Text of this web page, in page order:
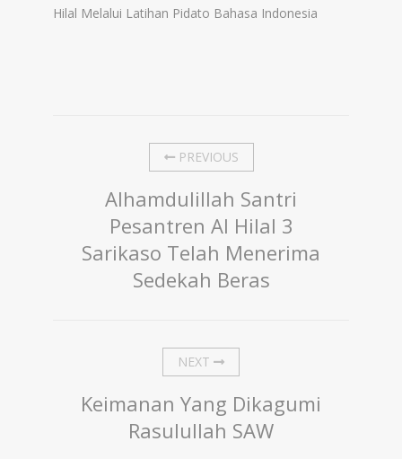
Hilal Melalui Latihan Pidato Bahasa Indonesia
PREVIOUS
Alhamdulillah Santri
Pesantren Al Hilal 3
Sarikaso Telah Menerima
Sedekah Beras
NEXT
Keimanan Yang Dikagumi
Rasulullah SAW